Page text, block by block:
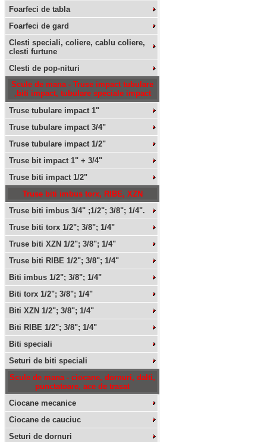
Foarfeci de tabla
Foarfeci de gard
Clesti speciali, coliere, cablu coliere,
clesti furtune
Clesti de pop-nituri
Scule de mana - Truse impact tubulare
,biti impact, tubulare speciale impact
Truse tubulare impact 1"
Truse tubulare impact 3/4"
Truse tubulare impact 1/2"
Truse bit impact 1" + 3/4"
Truse biti impact 1/2"
Truse biti imbus torx, RIBE, XZN
Truse biti imbus 3/4" ;1/2"; 3/8"; 1/4".
Truse biti torx 1/2"; 3/8"; 1/4"
Truse biti XZN 1/2"; 3/8"; 1/4"
Truse biti RIBE 1/2"; 3/8"; 1/4"
Biti imbus 1/2"; 3/8"; 1/4"
Biti torx 1/2"; 3/8"; 1/4"
Biti XZN 1/2"; 3/8"; 1/4"
Biti RIBE 1/2"; 3/8"; 1/4"
Biti speciali
Seturi de biti speciali
Scule de mana - ciocane, dornuri, dalti,
punctatoare, ace de trasat
Ciocane mecanice
Ciocane de cauciuc
Seturi de dornuri